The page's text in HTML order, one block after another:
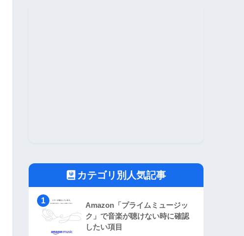
カテゴリ別人気記事
Amazon「プライムミュージッ
ク」で音楽が聴けない時に確認
したい項目